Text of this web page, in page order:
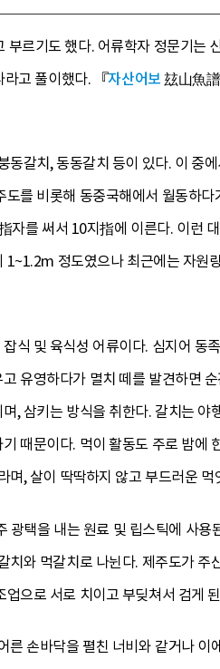
르기도 했다. 어류학자 정문기는
라고 풀이했다. 『자산어보玆山魚
동갈치, 동동갈치 등이 있다. 이
를 비롯해 동중국해에서 월동하
를 써서 10지指에 이른다. 이런
정도였으나 최근에는 자
식 및 육식성 어류이다. 심지어 동
유영하다가 멸치 떼를 발견하면
, 삼키는 방식을 취한다. 갈치는
때문이다. 먹이 활동도 주로 밤
, 살이 딱딱하지 않고 부드러운 먹
광택을 내는 원료 및 립스틱에 사
와 먹갈치로 나뉜다. 제주도가
으로 서로 치이고 부딪쳐서 검게
손바닥을 펼친 너비와 같거나